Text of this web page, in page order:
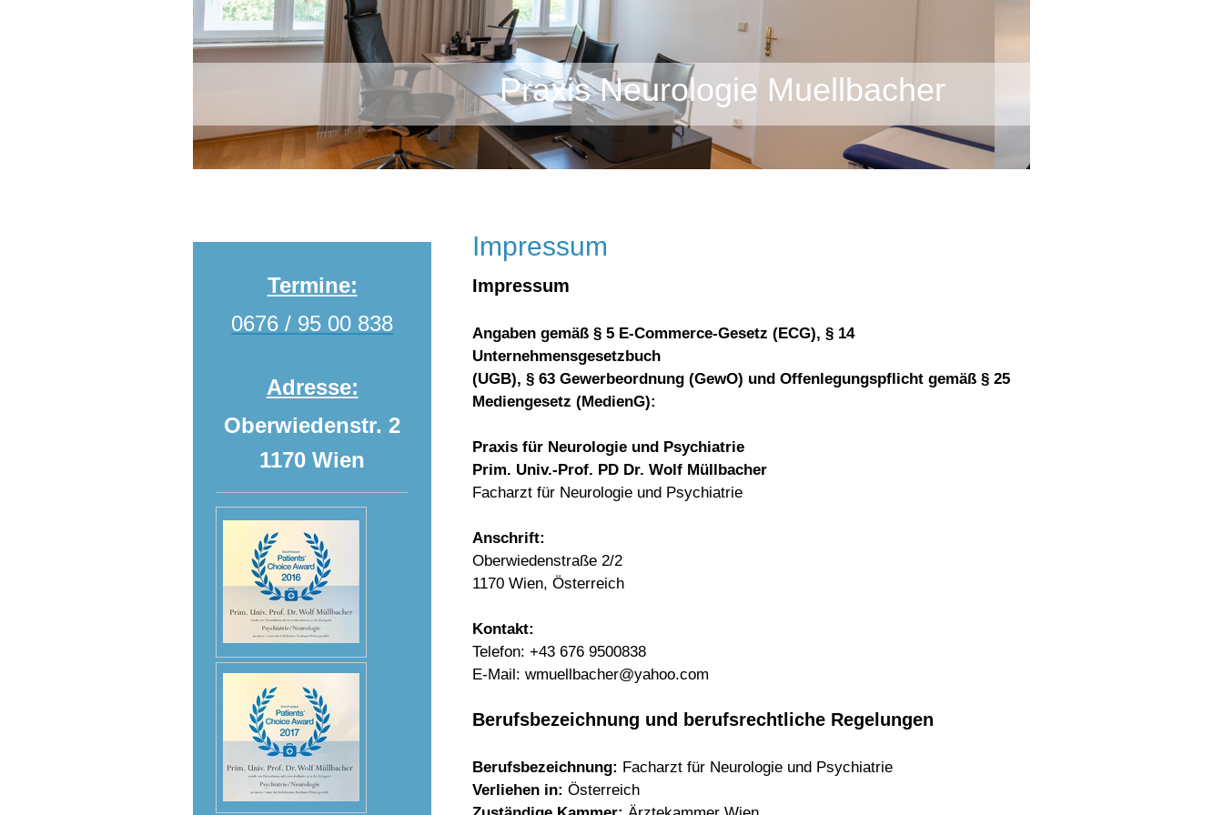
Praxis Neurologie Muellbacher
Impressum
Impressum
Angaben gemäß § 5 E-Commerce-Gesetz (ECG), § 14
Unternehmensgesetzbuch
(UGB), § 63 Gewerbeordnung (GewO) und Offenlegungspflicht gemäß § 25
Mediengesetz (MedienG):
Praxis für Neurologie und Psychiatrie
Prim. Univ.-Prof. PD Dr. Wolf Müllbacher
Facharzt für Neurologie und Psychiatrie
Anschrift:
Oberwiedenstraße 2/2
1170 Wien, Österreich
Kontakt:
Telefon: +43 676 9500838
E-Mail: wmuellbacher@yahoo.com
Berufsbezeichnung und berufsrechtliche Regelungen
Berufsbezeichnung: Facharzt für Neurologie und Psychiatrie
Verliehen in: Österreich
Termine:
0676 / 95 00 838
Adresse:
Oberwiedenstr. 2
1170 Wien